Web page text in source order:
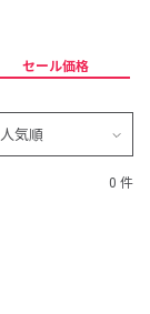
セール価格
人気順
0 件